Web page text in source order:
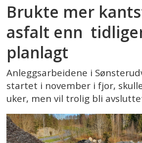
Brukte mer
asfalt enn
planlagt
Anleggsarbeidene i
startet i november i fjor,
uker, men vil trolig bli